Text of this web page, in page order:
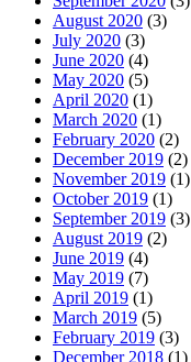
August 2020 (3)
July 2020 (3)
June 2020 (4)
May 2020 (5)
April 2020 (1)
March 2020 (1)
February 2020 (2)
December 2019 (2)
November 2019 (1)
October 2019 (1)
September 2019 (3)
August 2019 (2)
June 2019 (4)
May 2019 (7)
April 2019 (1)
March 2019 (5)
February 2019 (3)
December 2018 (1)